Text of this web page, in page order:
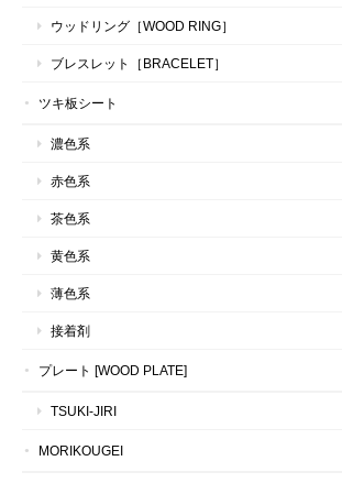
ウッドリング［WOOD RING］
ブレスレット［BRACELET］
ツキ板シート
濃色系
赤色系
茶色系
黄色系
薄色系
接着剤
プレート [WOOD PLATE]
TSUKI-JIRI
MORIKOUGEI